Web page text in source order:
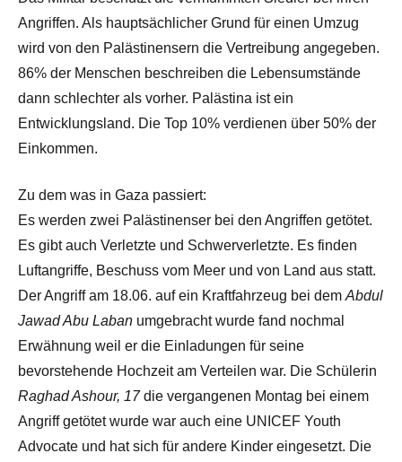
Angriffen. Als hauptsächlicher Grund für einen Umzug
wird von den Palästinensern die Vertreibung angegeben.
86% der Menschen beschreiben die Lebensumstände
dann schlechter als vorher. Palästina ist ein
Entwicklungsland. Die Top 10% verdienen über 50% der
Einkommen.
Zu dem was in Gaza passiert:
Es werden zwei Palästinenser bei den Angriffen getötet.
Es gibt auch Verletzte und Schwerverletzte. Es finden
Luftangriffe, Beschuss vom Meer und von Land aus statt.
Der Angriff am 18.06. auf ein Kraftfahrzeug bei dem Abdul
Jawad Abu Laban umgebracht wurde fand nochmal
Erwähnung weil er die Einladungen für seine
bevorstehende Hochzeit am Verteilen war. Die Schülerin
Raghad Ashour, 17die vergangenen Montag bei einem
Angriff getötet wurde war auch eine UNICEF Youth
Advocate und hat sich für andere Kinder eingesetzt. Die